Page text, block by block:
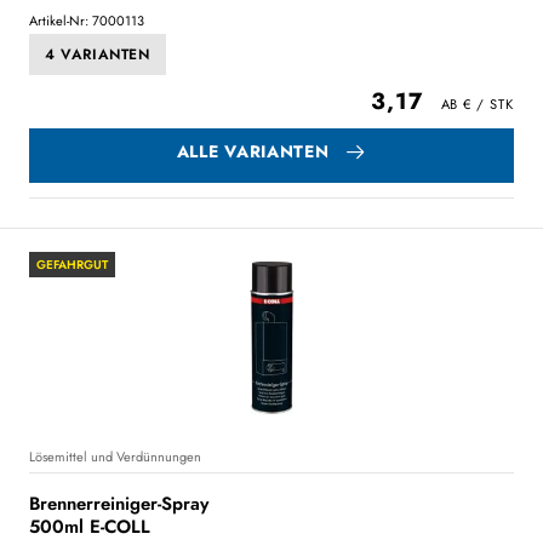
Artikel-Nr: 7000113
4 VARIANTEN
3,17
ALLE VARIANTEN
GEFAHRGUT
Lösemittel und Verdünnungen
Brennerreiniger-Spray
500ml E-COLL